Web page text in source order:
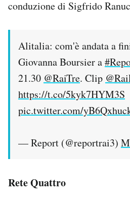
conduzione di Sigfrido
Alitalia: com'è andata a
Giovanna Boursier a
21.30 @RaiTre. Clip
https://t.co/5kyk7HYM3S
pic.twitter.com/
— Report (@reportrai3)
Rete Quattro